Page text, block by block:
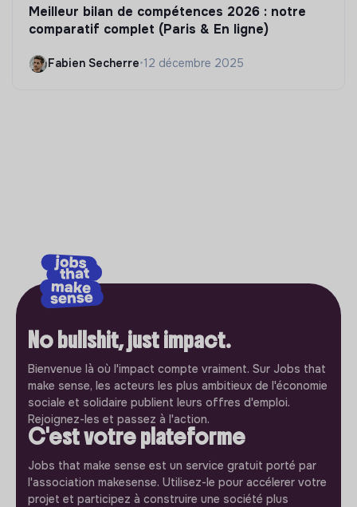
Meilleur bilan de compétences 2026 : notre
comparatif complet (Paris & En ligne)
Fabien Secherre•12 décembre 2025
No bullshit, just impact.
Bienvenue là où l'impact compte vraiment. Sur Jobs that
make sense, les acteurs les plus ambitieux de l'économie
sociale et solidaire publient leurs offres d'emploi.
Rejoignez-les et passez à l'action.
C'est votre plateforme
Jobs that make sense est un service gratuit porté par
l'association makesense. Utilisez-le pour accélerer votre
projet et participez à construire une société plus